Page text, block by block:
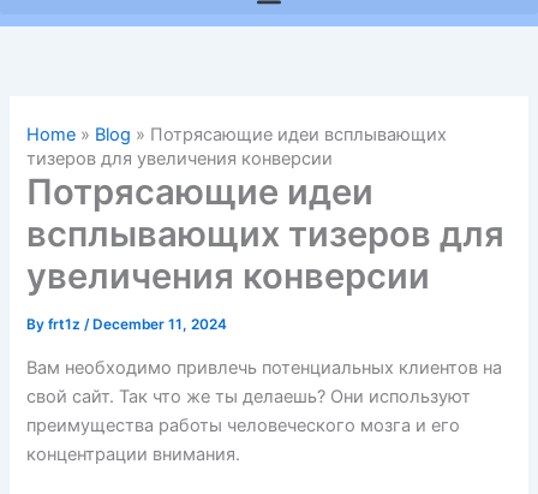
Home » Blog » Потрясающие идеи всплывающих
тизеров для увеличения конверсии
Потрясающие идеи
всплывающих тизеров для
увеличения конверсии
Byfrt1z/ December 11, 2024
Вам необходимо привлечь потенциальных клиентов на
свой сайт. Так что же ты делаешь? Они используют
преимущества работы человеческого мозга и его
концентрации внимания.